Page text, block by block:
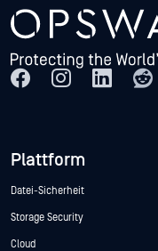
Plattform
Datei-Sicherheit
Storage Security
Cloud